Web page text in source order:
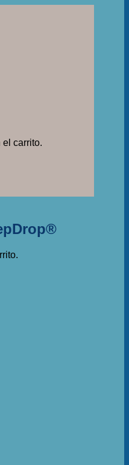
el carrito.